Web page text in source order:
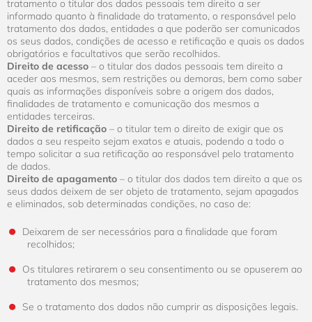
tratamento o titular dos dados pessoais tem direito a ser
informado quanto à finalidade do tratamento, o responsável pelo
tratamento dos dados, entidades a que poderão ser comunicados
os seus dados, condições de acesso e retificação e quais os dados
obrigatórios e facultativos que serão recolhidos.
Direito de acesso – o titular dos dados pessoais tem direito a
aceder aos mesmos, sem restrições ou demoras, bem como saber
quais as informações disponíveis sobre a origem dos dados,
finalidades de tratamento e comunicação dos mesmos a
entidades terceiras.
Direito de retificação – o titular tem o direito de exigir que os
dados a seu respeito sejam exatos e atuais, podendo a todo o
tempo solicitar a sua retificação ao responsável pelo tratamento
de dados.
Direito de apagamento – o titular dos dados tem direito a que os
seus dados deixem de ser objeto de tratamento, sejam apagados
e eliminados, sob determinadas condições, no caso de:
Deixarem de ser necessários para a finalidade que foram
recolhidos;
Os titulares retirarem o seu consentimento ou se opuserem ao
tratamento dos mesmos;
Se o tratamento dos dados não cumprir as disposições legais.